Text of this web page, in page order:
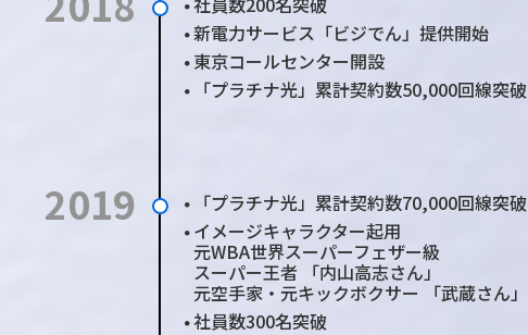
●
● 新電力サービス「ビジでん」提供開始
● 東京コールセンター開設
● 「プラチナ光」累計契約数50,000回線突破
2019 ● 「プラチナ光」累計契約数70,000回線突破
● イメージキャラクター起用
元WBA世界スーパーフェザー級
スーパー王者 「内山高志さん」
元空手家・元キックボクサー 「武蔵さん」
● 社員数300名突破